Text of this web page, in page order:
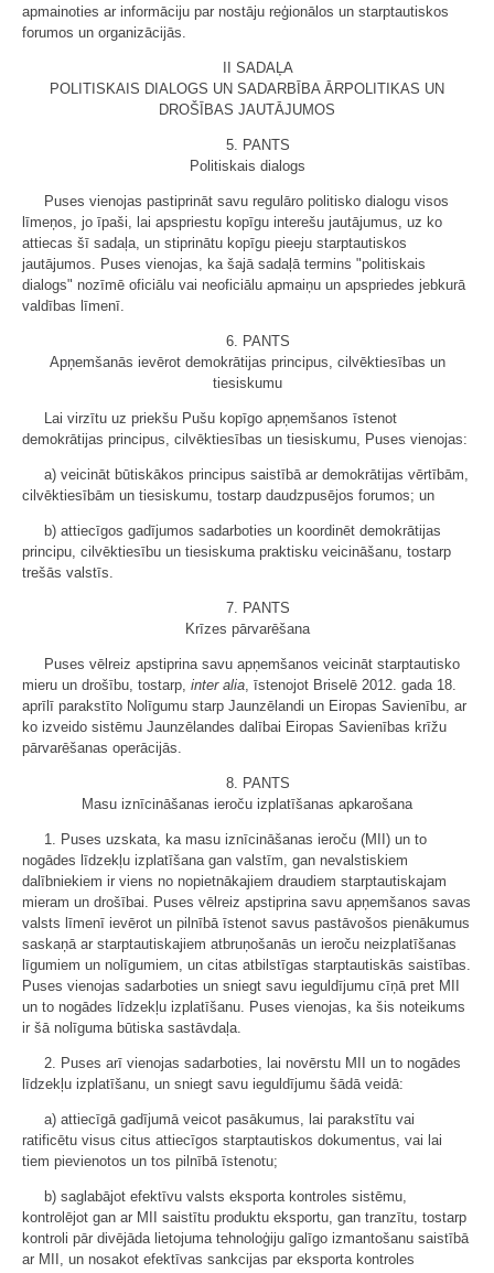
apmainoties ar informāciju par nostāju reģionālos un starptautiskos
forumos un organizācijās.
II SADAĻA
POLITISKAIS DIALOGS UN SADARBĪBA ĀRPOLITIKAS UN
DROŠĪBAS JAUTĀJUMOS
5. PANTS
Politiskais dialogs
Puses vienojas pastiprināt savu regulāro politisko dialogu visos
līmeņos, jo īpaši, lai apspriestu kopīgu interešu jautājumus, uz ko
attiecas šī sadaļa, un stiprinātu kopīgu pieeju starptautiskos
jautājumos. Puses vienojas, ka šajā sadaļā termins "politiskais
dialogs" nozīmē oficiālu vai neoficiālu apmaiņu un apspriedes jebkurā
valdības līmenī.
6. PANTS
Apņemšanās ievērot demokrātijas principus, cilvēktiesības un
tiesiskumu
Lai virzītu uz priekšu Pušu kopīgo apņemšanos īstenot
demokrātijas principus, cilvēktiesības un tiesiskumu, Puses vienojas:
a) veicināt būtiskākos principus saistībā ar demokrātijas vērtībām,
cilvēktiesībām un tiesiskumu, tostarp daudzpusējos forumos; un
b) attiecīgos gadījumos sadarboties un koordinēt demokrātijas
principu, cilvēktiesību un tiesiskuma praktisku veicināšanu, tostarp
trešās valstīs.
7. PANTS
Krīzes pārvarēšana
Puses vēlreiz apstiprina savu apņemšanos veicināt starptautisko
mieru un drošību, tostarp, inter alia , īstenojot Briselē 2012. gada 18.
aprīlī parakstīto Nolīgumu starp Jaunzēlandi un Eiropas Savienību, ar
ko izveido sistēmu Jaunzēlandes dalībai Eiropas Savienības krīžu
pārvarēšanas operācijās.
8. PANTS
Masu iznīcināšanas ieroču izplatīšanas apkarošana
1. Puses uzskata, ka masu iznīcināšanas ieroču (MII) un to
nogādes līdzekļu izplatīšana gan valstīm, gan nevalstiskiem
dalībniekiem ir viens no nopietnākajiem draudiem starptautiskajam
mieram un drošībai. Puses vēlreiz apstiprina savu apņemšanos savas
valsts līmenī ievērot un pilnībā īstenot savus pastāvošos pienākumus
saskaņā ar starptautiskajiem atbruņošanās un ieroču neizplatīšanas
līgumiem un nolīgumiem, un citas atbilstīgas starptautiskās saistības.
Puses vienojas sadarboties un sniegt savu ieguldījumu cīņā pret MII
un to nogādes līdzekļu izplatīšanu. Puses vienojas, ka šis noteikums
ir šā nolīguma būtiska sastāvdaļa.
2. Puses arī vienojas sadarboties, lai novērstu MII un to nogādes
līdzekļu izplatīšanu, un sniegt savu ieguldījumu šādā veidā:
a) attiecīgā gadījumā veicot pasākumus, lai parakstītu vai
ratificētu visus citus attiecīgos starptautiskos dokumentus, vai lai
tiem pievienotos un tos pilnībā īstenotu;
b) saglabājot efektīvu valsts eksporta kontroles sistēmu,
kontrolējot gan ar MII saistītu produktu eksportu, gan tranzītu, tostarp
kontroli pār divējāda lietojuma tehnoloģiju galīgo izmantošanu saistībā
ar MII, un nosakot efektīvas sankcijas par eksporta kontroles